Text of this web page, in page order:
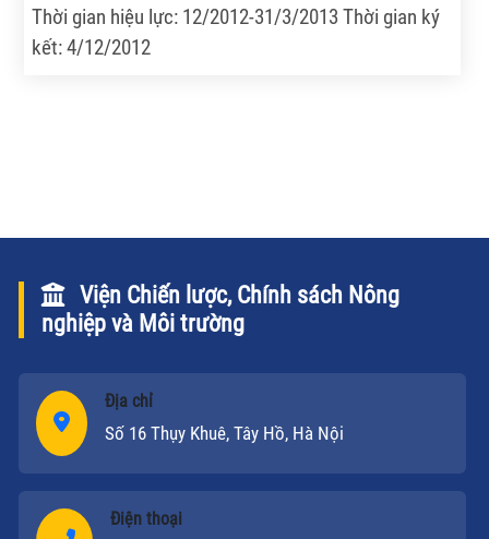
Thời gian hiệu lực: 12/2012-31/3/2013 Thời gian ký
kết: 4/12/2012
Viện Chiến lược, Chính sách Nông
nghiệp và Môi trường
Địa chỉ
Số 16 Thụy Khuê, Tây Hồ, Hà Nội
Điện thoại